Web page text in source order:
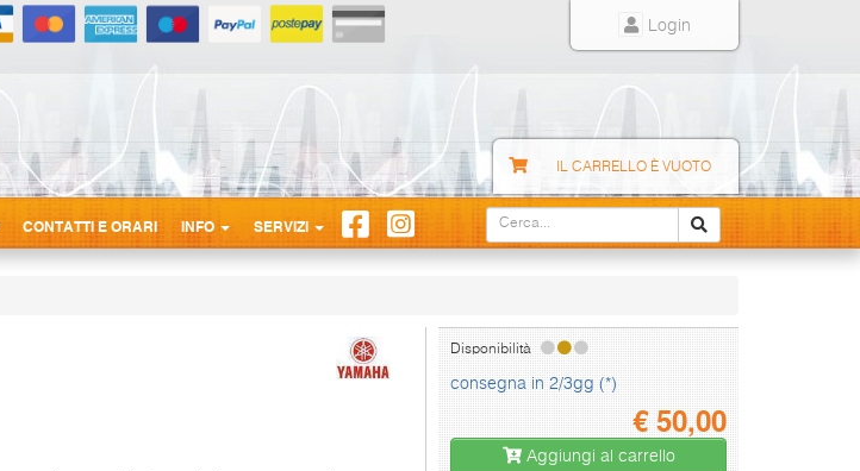
Login
IL CARRELLO È VUOTO
CONTATTI E ORARI INFO SERVIZI
Disponibilità
consegna in 2/3gg (*)
€50,00
Aggiungi al carrello